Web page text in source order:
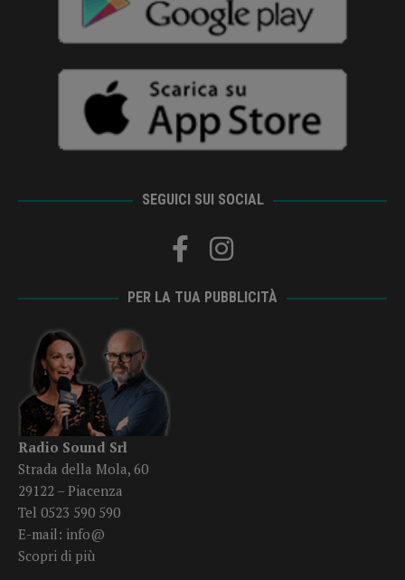
SEGUICI SUI SOCIAL
PER LA TUA PUBBLICITÀ
Radio Sound Srl
Strada della Mola, 60
29122 – Piacenza
Tel 0523 590 590
E-mail: info@
Scopri di più